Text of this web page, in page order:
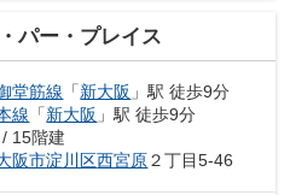
パー・プレイス
堂筋線 「新大阪 」駅 徒歩9分
線 「新大阪 」駅 徒歩9分
15階建
阪市淀川区西宮原２丁目5-46